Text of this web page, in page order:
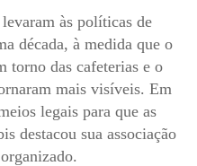
às políticas de
década, à medida que o
torno das cafeterias e o
mais visíveis. Em
legais para que as
destacou sua associação